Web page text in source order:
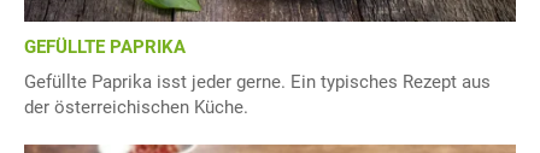
GEFÜLLTE PAPRIKA
Gefüllte Paprika isst jeder gerne. Ein typisches Rezept aus
der österreichischen Küche.